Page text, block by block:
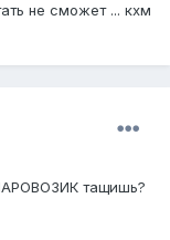
не сможет ... кхм
тащишь?